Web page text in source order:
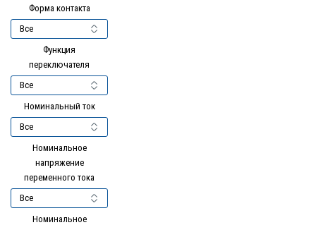
Форма контакта
Функция
переключателя
Номинальный ток
Номинальное
напряжение
переменного тока
Номинальное